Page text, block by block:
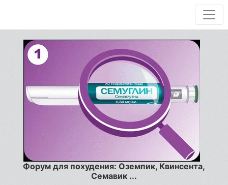
Форум для похудения: Оземпик, Квинсента,
Семавик ...